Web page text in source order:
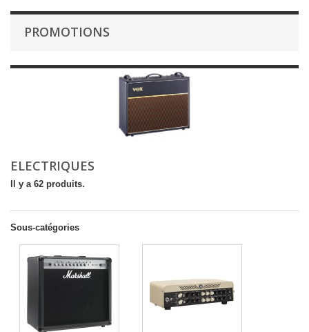
PROMOTIONS
ELECTRIQUES
Il y a 62 produits.
Sous-catégories